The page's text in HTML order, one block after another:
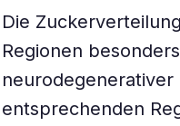
Die
Regionen
entsprechenden